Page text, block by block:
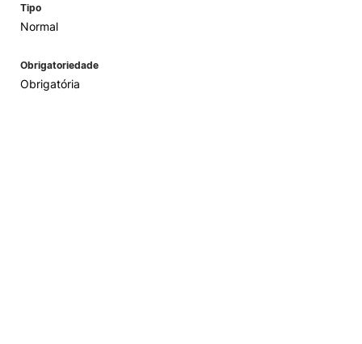
Tipo
Normal
Obrigatoriedade
Obrigatória